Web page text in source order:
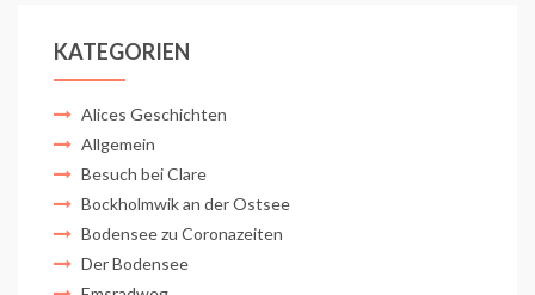
KATEGORIEN
Alices Geschichten
Allgemein
Besuch bei Clare
Bockholmwik an der Ostsee
Bodensee zu Coronazeiten
Der Bodensee